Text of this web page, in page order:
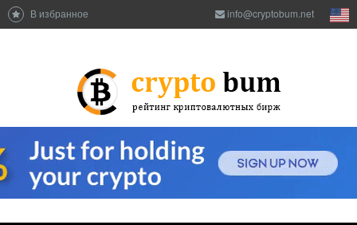
В избранное info@cryptobum.net